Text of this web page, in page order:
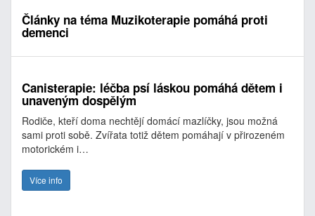
Články na téma Muzikoterapie pomáhá proti
demenci
Canisterapie: léčba psí láskou pomáhá dětem i
unaveným dospělým
Rodiče, kteří doma nechtějí domácí mazlíčky, jsou možná
sami proti sobě. Zvířata totiž dětem pomáhají v přirozeném
motorickém i…
Více info